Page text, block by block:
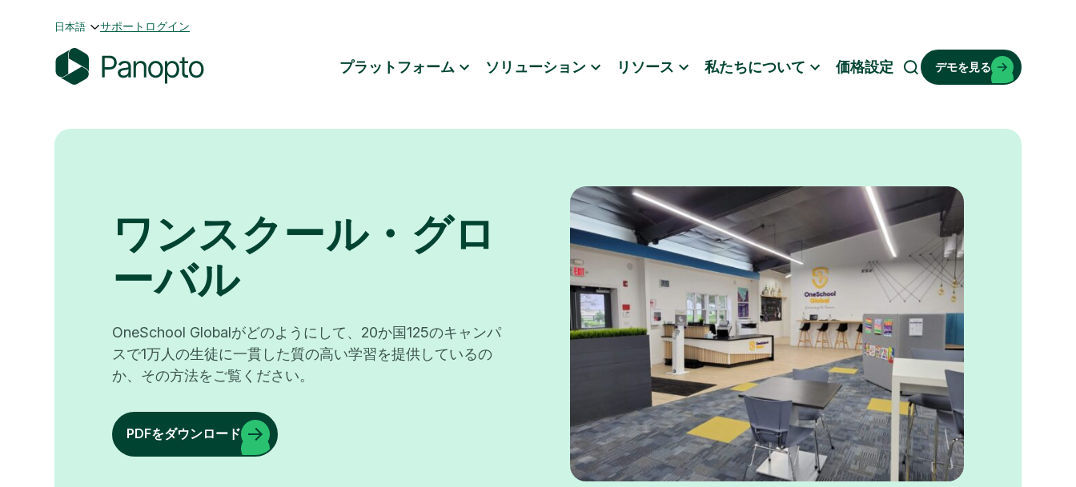
日本語 サポート ログイン
n
プラットフォーム ソリューション リソース 私たちについて 価格設定
検
デモを見る
ワンスクール・グロ
ーバル
OneSchool Globalがどのようにして、20か国125のキャンパ
スで1万人の生徒に一貫した質の高い学習を提供しているの
か、その方法をご覧ください。
PDFをダウンロード